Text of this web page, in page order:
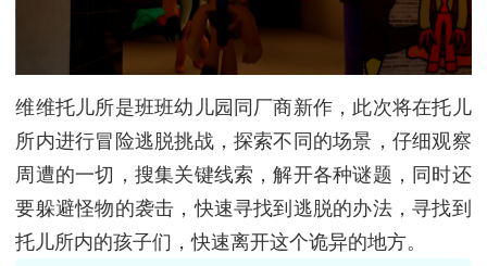
维维托儿所是班班幼儿园同厂商新作，此次将在托儿
所内进行冒险逃脱挑战，探索不同的场景，仔细观察
周遭的一切，搜集关键线索，解开各种谜题，同时还
要躲避怪物的袭击，快速寻找到逃脱的办法，寻找到
托儿所内的孩子们，快速离开这个诡异的地方。